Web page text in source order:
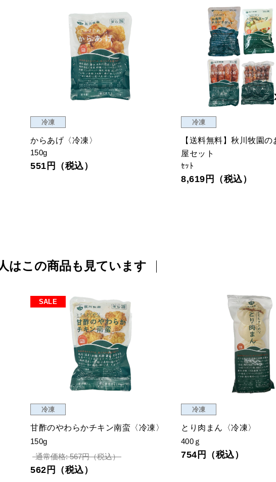
冷凍
からあげ〈冷凍〉
150g
551円（税込）
冷凍
【送料無料】秋川牧園
屋セット
ｾｯﾄ
8,619円（税込）
はこの商品も見ています
SALE
冷凍
甘酢のやわらかチキン南蛮〈冷凍〉
150g
通常価格: 567円（税込）
562円（税込）
冷凍
とり肉まん〈冷凍〉
400ｇ
754円（税込）